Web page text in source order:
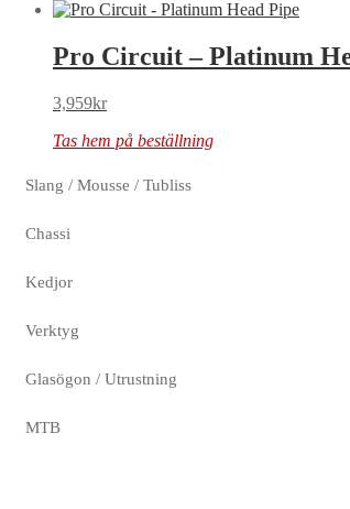
Pro Circuit – Platinum
3,959kr
Tas hem på beställning
Slang / Mousse / Tubliss
Chassi
Kedjor
Verktyg
Glasögon / Utrustning
MTB